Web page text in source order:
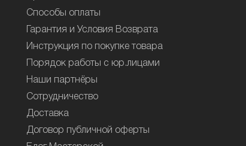
Способы оплаты
Гарантия и Условия Возврата
Инструкция по покупке товара
Порядок работы с юр.лицами
Наши партнёры
Сотрудничество
Доставка
Договор публичной оферты